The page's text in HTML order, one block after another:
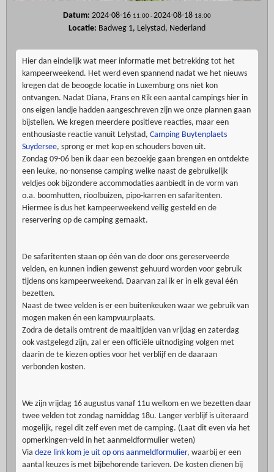
Datum: 2024-08-16 11:00-2024-08-18 18:00
Locatie: Badweg 1, Lelystad, Nederland
Hier dan eindelijk wat meer informatie met betrekking tot het
kampeerweekend. Het werd even spannend nadat we het nieuws
kregen dat de beoogde locatie in Luxemburg ons niet kon
ontvangen. Nadat Diana, Frans en Rik een aantal campings hier in
ons eigen landje hadden aangeschreven zijn we onze plannen gaan
bijstellen. We kregen meerdere positieve reacties, maar een
enthousiaste reactie vanuit Lelystad, Camping Buytenplaets
Suydersee, sprong er met kop en schouders boven uit.
Zondag 09-06 ben ik daar een bezoekje gaan brengen en ontdekte
een leuke, no-nonsense camping welke naast de gebruikelijk
veldjes ook bijzondere accommodaties aanbiedt in de vorm van
o.a. boomhutten, rioolbuizen, pipo-karren en safaritenten.
Hiermee is dus het kampeerweekend veilig gesteld en de
reservering op de camping gemaakt.
De safaritenten staan op één van de door ons gereserveerde
velden, en kunnen indien gewenst gehuurd worden voor gebruik
tijdens ons kampeerweekend. Daarvan zal ik er in elk geval één
bezetten.
Naast de twee velden is er een buitenkeuken waar we gebruik van
mogen maken én een kampvuurplaats.
Zodra de details omtrent de maaltijden van vrijdag en zaterdag
ook vastgelegd zijn, zal er een officiële uitnodiging volgen met
daarin de te kiezen opties voor het verblijf en de daaraan
verbonden kosten.
We zijn vrijdag 16 augustus vanaf 11u welkom en we bezetten daar
twee velden tot zondag namiddag 18u. Langer verblijf is uiteraard
mogelijk, regel dit zelf even met de camping. (Laat dit even via het
opmerkingen-veld in het aanmeldformulier weten)
Via deze link kom je uit op ons aanmeldformulier, waarbij er een
aantal keuzes is met bijbehorende tarieven. De kosten dienen bij